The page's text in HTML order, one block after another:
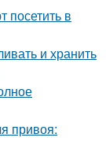
посетить в
и хранить
привоя: